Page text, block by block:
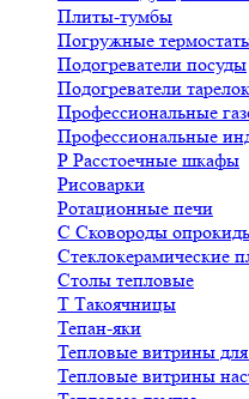
Плиты-тумбы
Погружные
Подогреватели посуды
Подогреватели тарелок
Профессиональные
Профессиональные
Р Расстоечные шкафы
Рисоварки
Ротационные печи
С Сковороды
Стеклокерамические
Столы тепловые
Т Такоячницы
Тепан-яки
Тепловые витрины для
Тепловые витрины